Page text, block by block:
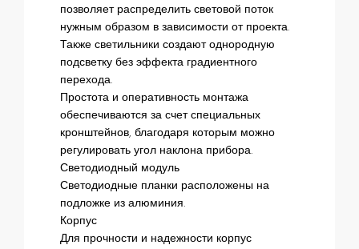
позволяет распределить световой поток
нужным образом в зависимости от проекта.
Также светильники создают однородную
подсветку без эффекта градиентного
перехода.
Простота и оперативность монтажа
обеспечиваются за счет специальных
кронштейнов, благодаря которым можно
регулировать угол наклона прибора.
Светодиодный модуль
Светодиодные планки расположены на
подложке из алюминия.
Корпус
Для прочности и надежности корпус